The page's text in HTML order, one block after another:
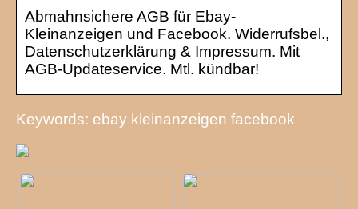
Abmahnsichere AGB für Ebay-
Kleinanzeigen und Facebook. Widerrufsbel.,
Datenschutzerklärung & Impressum. Mit
AGB-Updateservice. Mtl. kündbar!
Keywords: ebay kleinanzeigen facebook